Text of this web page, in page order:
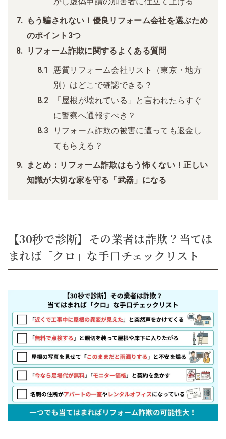
もう騙されない！優良リフォーム会社を選ぶため
のポイント3つ
リフォーム詐欺に関するよくある質問
悪質リフォーム会社リスト（東京・地方
別）はどこで確認できる？
「屋根が壊れている」と言われたらすぐ
に警察へ通報すべき？
リフォーム詐欺の被害に遭っても返金し
てもらえる？
まとめ：リフォーム詐欺はもう怖くない！正しい
知識が大切な家を守る「武器」になる
【30秒で診断】その業者は詐欺？当ては
まれば「クロ」な手口チェックリスト